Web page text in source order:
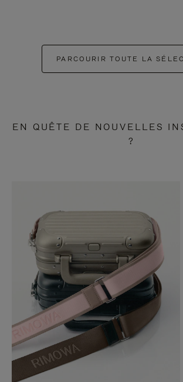
PARCOURIR TOUTE LA
EN QUÊTE DE NOUVELLES
?